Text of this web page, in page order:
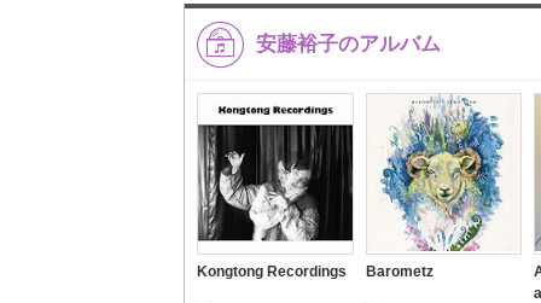
安藤裕子のアルバム
Kongtong Recordings Barometz